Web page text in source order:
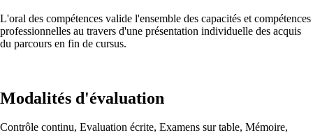
L'oral des compétences valide l'ensemble des capacités et compétences
professionnelles au travers d'une présentation individuelle des acquis
du parcours en fin de cursus.
Modalités d'évaluation
Contrôle continu, Evaluation écrite, Examens sur table, Mémoire,